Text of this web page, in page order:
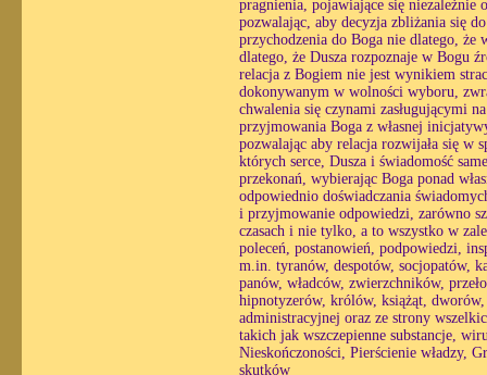
pragnienia, pojawiające się
pozwalając, aby decyzja zbliżania się
przychodzenia do Boga nie dlatego, że
dlatego, że Dusza rozpoznaje w Bogu
relacja z Bogiem nie jest wynikiem
dokonywanym w wolności wyboru,
chwalenia się czynami zasługującymi
przyjmowania Boga z własnej
pozwalając aby relacja rozwijała się w
których serce, Dusza i świadomość
przekonań, wybierając Boga ponad
odpowiednio doświadczania
i przyjmowanie odpowiedzi, zarówno
czasach i nie tylko, a to wszystko w
poleceń, postanowień, podpowiedzi,
m.in. tyranów, despotów, socjopatów,
panów, władców, zwierzchników,
hipnotyzerów, królów, książąt,
administracyjnej oraz ze strony
takich jak wszczepienne substancje,
Nieskończoności, Pierścienie władzy,
skutków